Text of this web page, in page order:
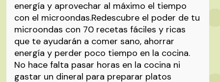
energía y aprovechar al máximo el tiempo
con el microondas.Redescubre el poder de tu
microondas con 70 recetas fáciles y ricas
que te ayudarán a comer sano, ahorrar
energía y perder poco tiempo en la cocina.
No hace falta pasar horas en la cocina ni
gastar un dineral para preparar platos